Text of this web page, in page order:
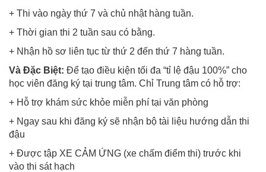
+ Thi vào ngày thứ 7 và chủ nhật hàng tuần.
+ Thời gian thi 2 tuần sau có bằng.
+ Nhận hồ sơ liên tục từ thứ 2 đến thứ 7 hàng tuần.
Và Đặc Biệt: Để tạo điều kiện tối đa “tỉ lệ đậu 100%” cho
học viên đăng ký tại trung tâm. Chỉ Trung tâm có hỗ trợ:
+ Hỗ trợ khám sức khỏe miễn phí tại văn phòng
+ Ngay sau khi đăng ký sẽ nhận bộ tài liệu hướng dẫn thi
đậu
+ Được tập XE CẢM ỨNG (xe chấm điểm thi) trước khi
vào thi sát hạch